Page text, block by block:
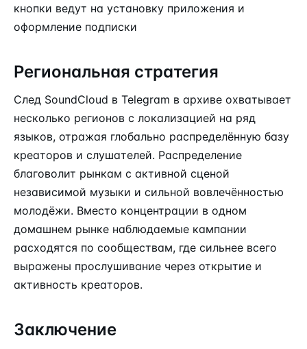
кнопки ведут на установку приложения и
оформление подписки
Региональная стратегия
След SoundCloud в Telegram в архиве охватывает
несколько регионов с локализацией на ряд
языков, отражая глобально распределённую базу
креаторов и слушателей. Распределение
благоволит рынкам с активной сценой
независимой музыки и сильной вовлечённостью
молодёжи. Вместо концентрации в одном
домашнем рынке наблюдаемые кампании
расходятся по сообществам, где сильнее всего
выражены прослушивание через открытие и
активность креаторов.
Заключение